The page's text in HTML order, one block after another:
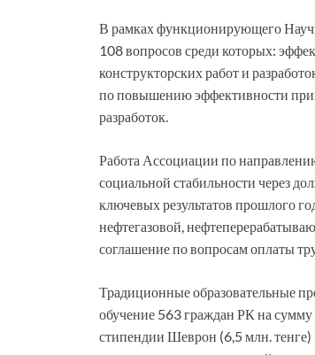
В рамках функционирующего
108 вопросов среди которых:
конструкторских работ и
по повышению эффективности
разработок.
Работа Ассоциации по
социальной стабильности через
ключевых результатов прошлого
нефтегазовой,
соглашение по вопросам оплаты
Традиционные образовательные
обучение 563 граждан РК на
стипендии Шеврон (6,5 млн.